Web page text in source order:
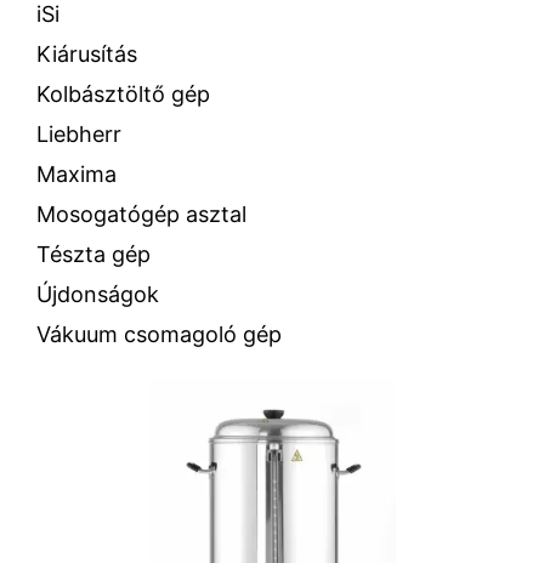
iSi
Kiárusítás
Kolbásztöltő gép
Liebherr
Maxima
Mosogatógép asztal
Tészta gép
Újdonságok
Vákuum csomagoló gép